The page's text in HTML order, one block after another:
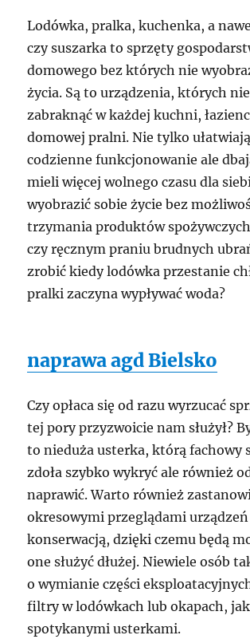
Lodówka, pralka, kuchenka, a
czy suszarka to sprzęty
domowego bez których nie
życia. Są to urządzenia, których
zabraknąć w każdej kuchni,
domowej pralni. Nie tylko
codzienne funkcjonowanie ale
mieli więcej wolnego czasu dla
wyobrazić sobie życie bez
trzymania produktów
czy ręcznym praniu brudnych
zrobić kiedy lodówka przestanie
pralki zaczyna wypływać woda?
naprawa agd Bielsko
Czy opłaca się od razu wyrzucać
tej pory przyzwoicie nam służył?
to nieduża usterka, którą fachowy
zdoła szybko wykryć ale również
naprawić. Warto również
okresowymi przeglądami
konserwacją, dzięki czemu będą
one służyć dłużej. Niewiele osób
o wymianie części
filtry w lodówkach lub okapach,
spotykanymi usterkami.